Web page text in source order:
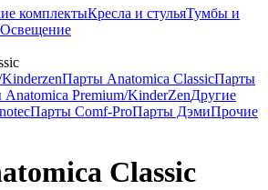
комплектыКресла и стульяТумбы и
Освещение
Парты Anatomica ClassicПарты
Premium/KinderZenДругие
Парты Comf-ProПарты ДэмиПрочие
Classic